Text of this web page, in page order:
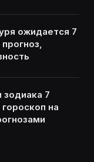
ожидается 7
зодиака 7
на